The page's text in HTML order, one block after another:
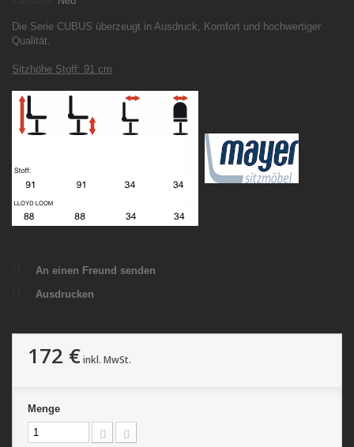
Die Serie CUBUS überzeugt in Ausdruck, Komfort und hochwertiger
Qualität.
Sitzhöhe Stoff: 91 cm
An einen Freund senden
Ausdrucken
172 €inkl. MwSt.
Menge